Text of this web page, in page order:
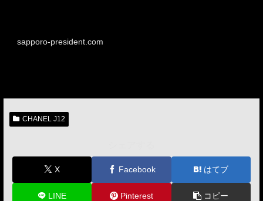
sapporo-president.com
CHANEL J12
X Facebook はてブ
LINE Pinterest コピー